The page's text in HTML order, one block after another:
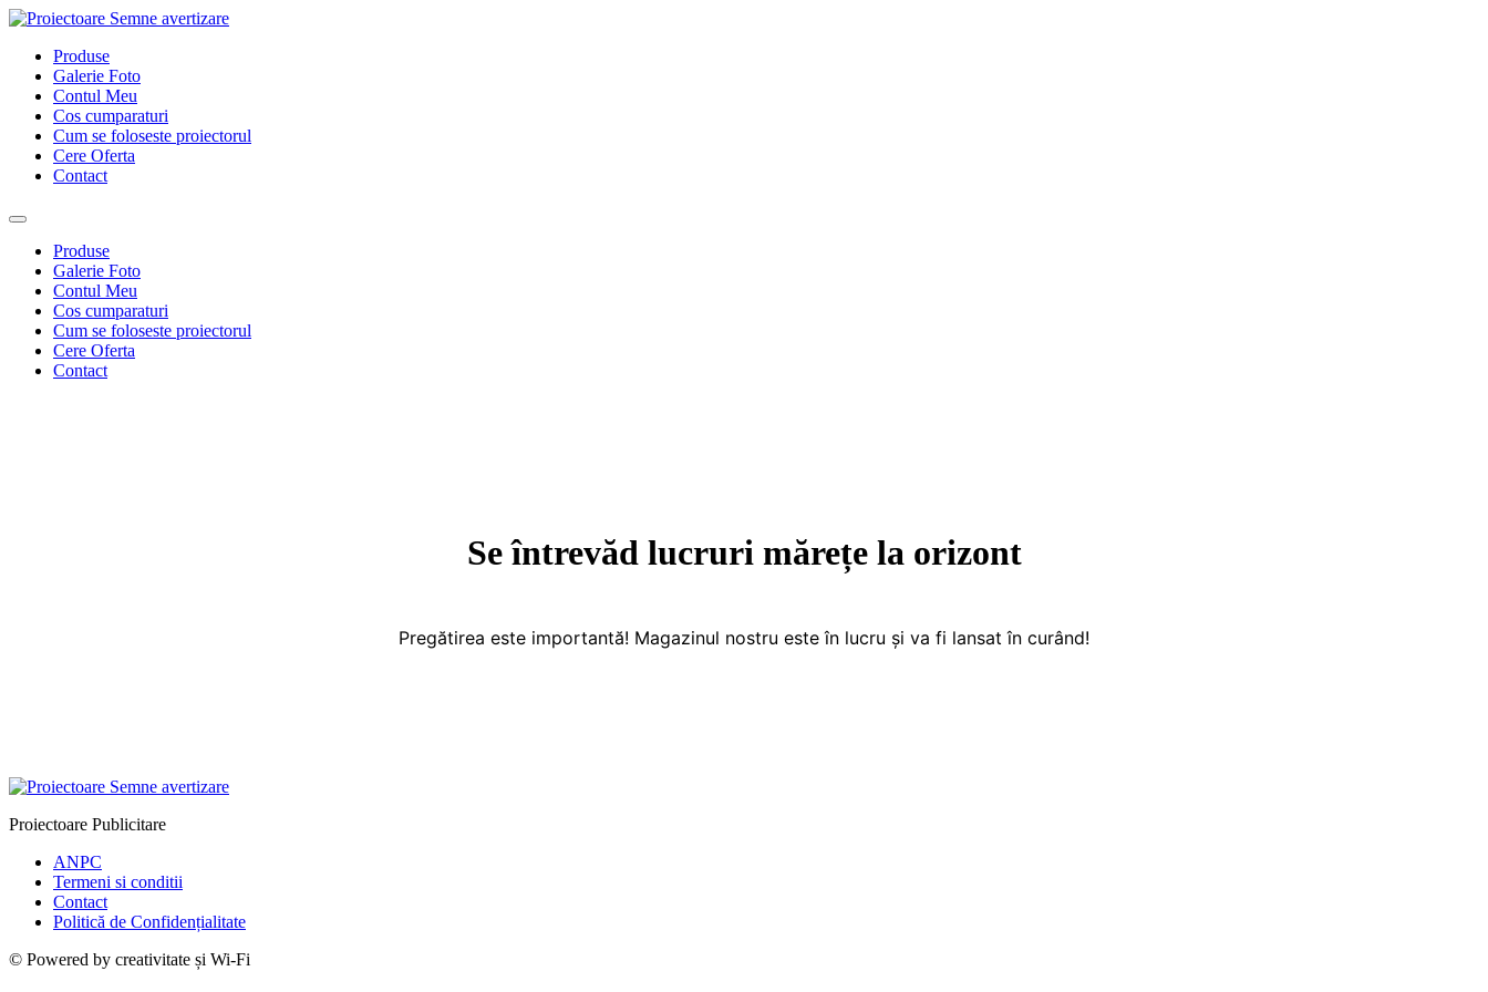
Sari
conținutProduse
Galerie Foto
Contul Meu
Cos cumparaturi
Cum se foloseste proiectorul
Cere Oferta
Contact
Produse
Galerie Foto
Contul Meu
Cos cumparaturi
Cum se foloseste proiectorul
Cere Oferta
Contact
Se întrevăd lucruri mărețe la orizont
Pregătirea este importantă! Magazinul nostru este în lucru și va fi lansat în curând!
Proiectoare Publicitare
ANPC
Termeni si conditii
Contact
Politică de Confidențialitate
© Powered by creativitate și Wi-Fi